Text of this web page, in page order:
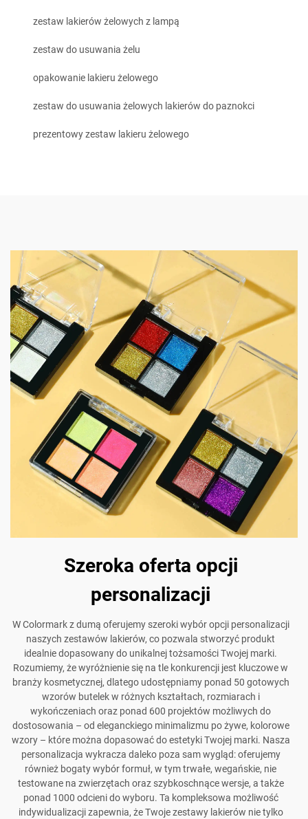
zestaw lakierów żelowych z lampą
zestaw do usuwania żelu
opakowanie lakieru żelowego
zestaw do usuwania żelowych lakierów do paznokci
prezentowy zestaw lakieru żelowego
Szeroka oferta opcji
personalizacji
W Colormark z dumą oferujemy szeroki wybór opcji personalizacji
naszych zestawów lakierów, co pozwala stworzyć produkt
idealnie dopasowany do unikalnej tożsamości Twojej marki.
Rozumiemy, że wyróżnienie się na tle konkurencji jest kluczowe w
branży kosmetycznej, dlatego udostępniamy ponad 50 gotowych
wzorów butelek w różnych kształtach, rozmiarach i
wykończeniach oraz ponad 600 projektów możliwych do
dostosowania – od eleganckiego minimalizmu po żywe, kolorowe
wzory – które można dopasować do estetyki Twojej marki. Nasza
personalizacja wykracza daleko poza sam wygląd: oferujemy
również bogaty wybór formuł, w tym trwałe, wegańskie, nie
testowane na zwierzętach oraz szybkoschnące wersje, a także
ponad 1000 odcieni do wyboru. Ta kompleksowa możliwość
indywidualizacji zapewnia, że Twoje zestawy lakierów nie tylko